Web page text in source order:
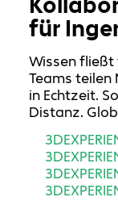
für
Wissen fließt
Teams teilen
in Echtzeit.
Distanz.